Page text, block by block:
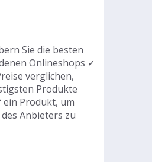
Sie die besten
Onlineshops ✓
verglichen,
Produkte
ein Produkt, um
Anbieters zu